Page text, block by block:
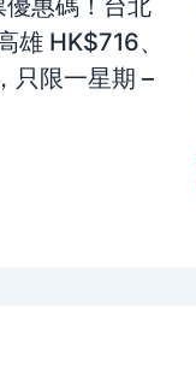
惠碼！台北
雄 HK$716、
只限一星期 –